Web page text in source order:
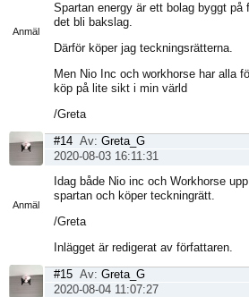
Anmäl
Spartan energy är ett bolag byggt på
det bli bakslag.
Därför köper jag teckningsrätterna.
Men Nio Inc och workhorse har alla
köp på lite sikt i min värld
/Greta
Anmäl
#14 Av: Greta_G
2020-08-03 16:11:31
Idag både Nio inc och Workhorse
spartan och köper teckningrätt.
/Greta
Inlägget är redigerat av författaren.
#15 Av: Greta_G
2020-08-04 11:07:27